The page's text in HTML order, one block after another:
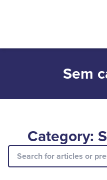
Sem
Category: